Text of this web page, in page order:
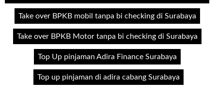
Take over BPKB mobil tanpa bi checking di Surabaya
Take over BPKB Motor tanpa bi checking di Surabaya
Top Up pinjaman Adira Finance Surabaya
Top up pinjaman di adira cabang Surabaya